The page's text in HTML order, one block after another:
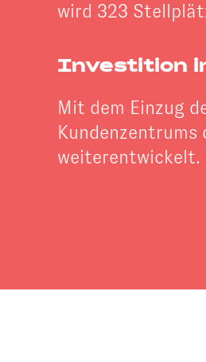
wird 323
Investition
Mit dem Einzug
weiterentwickelt.